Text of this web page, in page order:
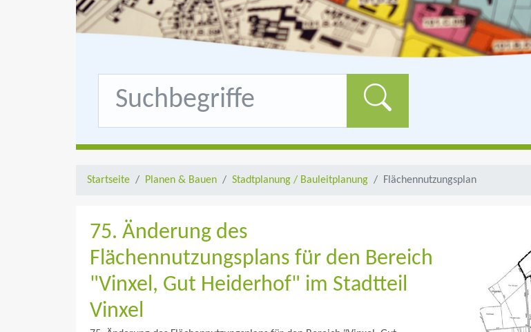
Startseite Planen & Bauen Stadtplanung / Bauleitplanung Flächennutzungsplan
75. Änderung des
Flächennutzungsplans für den Bereich
"Vinxel, Gut Heiderhof" im Stadtteil
Vinxel